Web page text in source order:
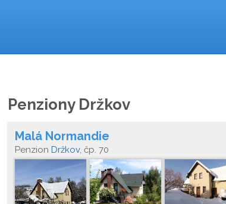
Penziony Držkov
Malá Normandie
Penzion Držkov, čp. 70